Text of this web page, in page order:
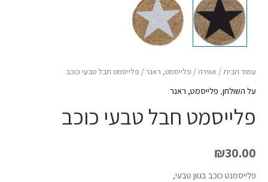
עמוד הבית/ אווירה / פלייסמט, ראנר/ פלייסמט חבל טבעי כוכב
על השולחן, פלייסמט, ראנר
פלייסמט חבל טבעי כוכב
₪30.00
פלייסמנט כוכב בגוון טבעי,